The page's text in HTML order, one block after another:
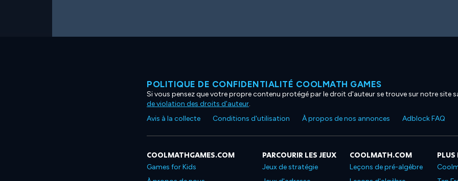
POLITIQUE DE CONFIDENTIALITÉ COOLMATH GAMES
Si vous pensez que votre propre contenu protégé par le droit d'auteur se trouve sur notre site
de violation des droits d'auteur.
Avis à la collecte
Conditions d'utilisation À propos de nos annonces Adblock FAQ
COOLMATHGAMES.COM
Games for Kids
PARCOURIR LES JEUX
Jeux de stratégie
COOLMATH.COM
Leçons de pré-algèbre
PLUS